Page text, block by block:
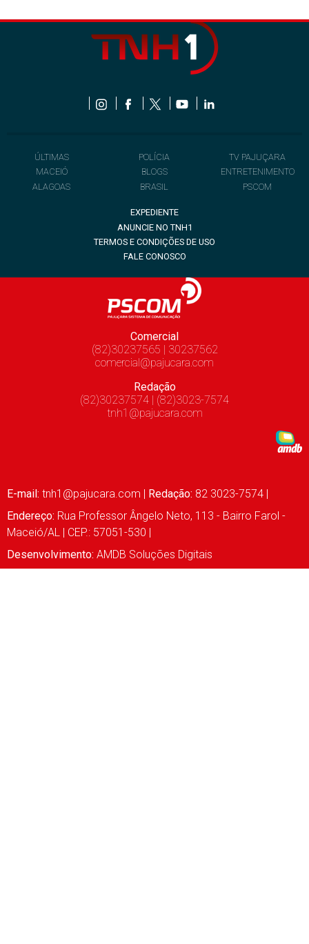
ÚLTIMAS
MACEIÓ
ALAGOAS
POLÍCIA
BLOGS
BRASIL
TV PAJUÇARA
ENTRETENIMENTO
PSCOM
EXPEDIENTE
ANUNCIE NO TNH1
TERMOS E CONDIÇÕES DE USO
FALE CONOSCO
Comercial
(82)30237565 | 30237562
comercial@pajucara.com
Redação
(82)30237574 | (82)3023-7574
tnh1@pajucara.com
E-mail: tnh1@pajucara.com Redação: 82 3023-7574 |
Endereço: Rua Professor Ângelo Neto, 113 - Bairro Farol -
Maceió/AL | CEP.: 57051-530 |
Desenvolvimento: AMDB Soluções Digitais